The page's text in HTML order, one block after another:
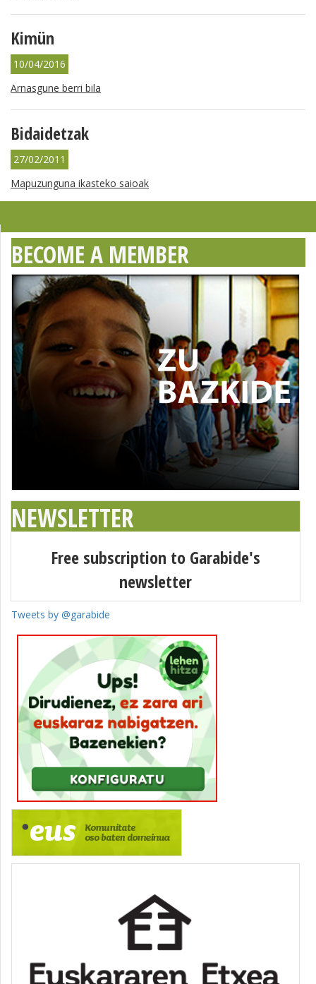
Kimün
10/04/2016
Arnasgune berri bila
Bidaidetzak
27/02/2011
Mapuzunguna ikasteko saioak
BECOME A MEMBER
NEWSLETTER
Free subscription to Garabide's
newsletter
Tweets by @garabide